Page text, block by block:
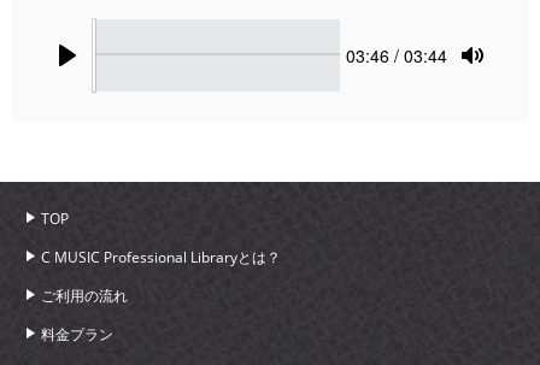
Current
03:46 / 03:44
TOP
C MUSIC Professional Libraryとは？
ご利用の流れ
料金プラン